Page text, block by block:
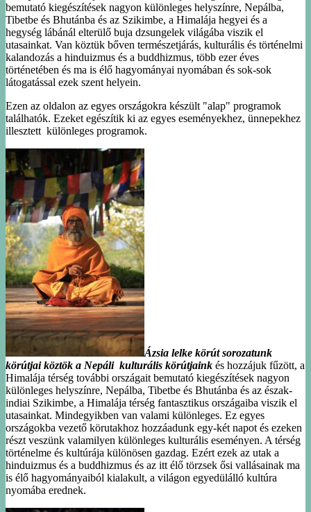
bemutató kiegészítések nagyon különleges helyszínre, Nepálba,
Tibetbe és Bhutánba és az Szikimbe, a Himalája hegyei és a
hegység lábánál elterülő buja dzsungelek világába viszik el
utasainkat. Van köztük bőven természetjárás, kulturális és történelmi
kalandozás a hinduizmus és a buddhizmus, több ezer éves
történetében és ma is élő hagyományai nyomában és sok-sok
látogatással ezek szent helyein.
Ezen az oldalon az egyes országokra készült "alap" programok
találhatók. Ezeket egészítik ki az egyes eseményekhez, ünnepekhez
illesztett különleges programok.
Ázsia lelke körút sorozatunk
körútjai köztök a Nepáli kulturális körútjaink és hozzájuk fűzött, a
Himalája térség további országait bemutató kiegészítések nagyon
különleges helyszínre, Nepálba, Tibetbe és Bhutánba és az észak-
indiai Szikimbe, a Himalája térség fantasztikus országaiba viszik el
utasainkat. Mindegyikben van valami különleges. Ez egyes
országokba vezető körutakhoz hozzáadunk egy-két napot és ezeken
részt veszünk valamilyen különleges kulturális eseményen. A térség
történelme és kultúrája különösen gazdag. Ezért ezek az utak a
hinduizmus és a buddhizmus és az itt élő törzsek ősi vallásainak ma
is élő hagyományaiból kialakult, a világon egyedülálló kultúra
nyomába erednek.